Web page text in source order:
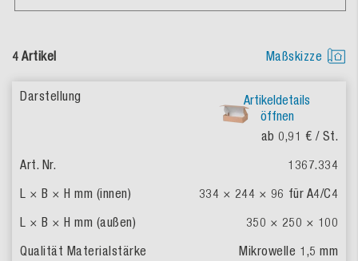
4 Artikel Maßskizze
Artikeldetails
öffnen
ab 0,91 € / St.
1367.334
334 × 244 × 96 für A4/C4
350 × 250 × 100
Mikrowelle 1,5 mm